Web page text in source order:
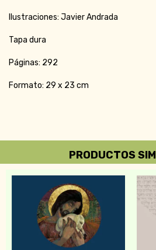
Ilustraciones: Javier Andrada
Tapa dura
Páginas: 292
Formato: 29 x 23 cm
PRODUCTOS